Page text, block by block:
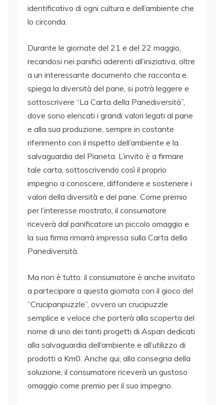
identificativo di ogni cultura e dell’ambiente che
lo circonda.
Durante le giornate del 21 e del 22 maggio,
recandosi nei panifici aderenti all’iniziativa, oltre
a un interessante documento che racconta e
spiega la diversità del pane, si potrà leggere e
sottoscrivere “La Carta della Panediversità”,
dove sono elencati i grandi valori legati al pane
e alla sua produzione, sempre in costante
riferimento con il rispetto dell’ambiente e la
salvaguardia del Pianeta. L’invito è a firmare
tale carta, sottoscrivendo così il proprio
impegno a conoscere, diffondere e sostenere i
valori della diversità e del pane. Come premio
per l’interesse mostrato, il consumatore
riceverà dal panificatore un piccolo omaggio e
la sua firma rimarrà impressa sulla Carta della
Panediversità.
Ma non è tutto: il consumatore è anche invitato
a partecipare a questa giornata con il gioco del
“Crucipanpuzzle”, ovvero un crucipuzzle
semplice e veloce che porterà alla scoperta del
nome di uno dei tanti progetti di Aspan dedicati
alla salvaguardia dell’ambiente e all’utilizzo di
prodotti a Km0. Anche qui, alla consegna della
soluzione, il consumatore riceverà un gustoso
omaggio come premio per il suo impegno.